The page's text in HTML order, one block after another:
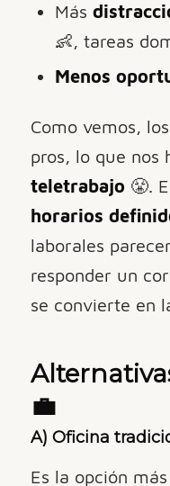
Más
👶, tareas
Menos
Como vemos,
pros, lo que nos
teletrabajo 😤.
horarios
laborales
responder un
se convierte en
💼
A) Oficina
Es la opción más